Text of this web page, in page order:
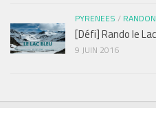
PYRENEES /
[Défi] Rando le
9 JUIN 2016